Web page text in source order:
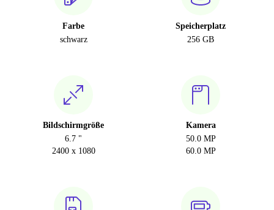
Farbe
schwarz
Speicherplatz
256 GB
Bildschirmgröße
6.7 "
2400 x 1080
Kamera
50.0 MP
60.0 MP